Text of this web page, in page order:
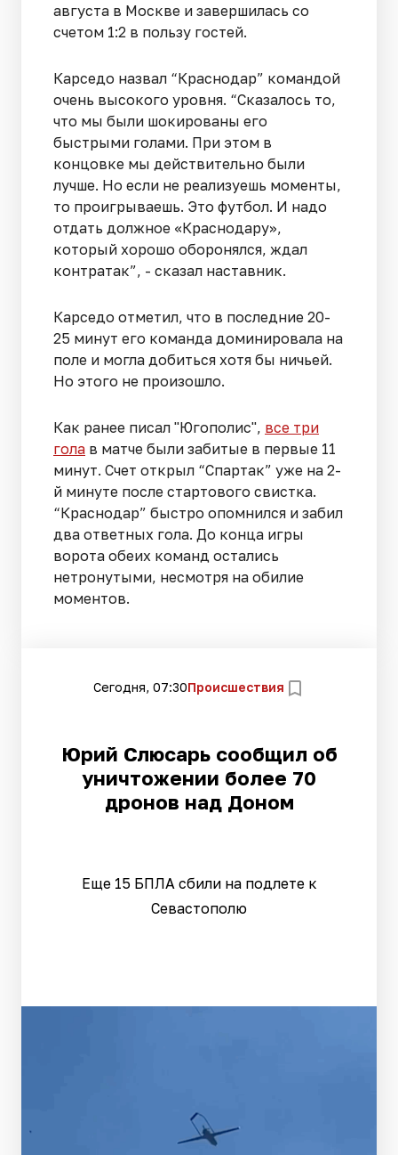
августа в Москве и завершилась со
счетом 1:2 в пользу гостей.
Карседо назвал “Краснодар” командой
очень высокого уровня. “Сказалось то,
что мы были шокированы его
быстрыми голами. При этом в
концовке мы действительно были
лучше. Но если не реализуешь моменты,
то проигрываешь. Это футбол. И надо
отдать должное «Краснодару»,
который хорошо оборонялся, ждал
контратак”, - сказал наставник.
Карседо отметил, что в последние 20-
25 минут его команда доминировала на
поле и могла добиться хотя бы ничьей.
Но этого не произошло.
Как ранее писал "Югополис", все три
гола в матче были забитые в первые 11
минут. Счет открыл “Спартак” уже на 2-
й минуте после стартового свистка.
“Краснодар” быстро опомнился и забил
два ответных гола. До конца игры
ворота обеих команд остались
нетронутыми, несмотря на обилие
моментов.
Сегодня, 07:30Происшествия
Юрий Слюсарь сообщил об
уничтожении более 70
дронов над Доном
Еще 15 БПЛА сбили на подлете к
Севастополю